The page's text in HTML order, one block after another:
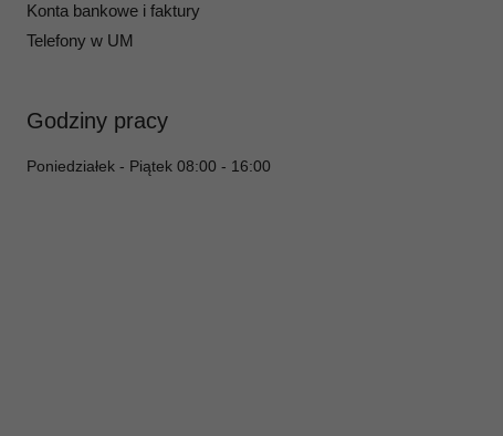
Konta bankowe i faktury
Telefony w UM
Godziny pracy
Poniedziałek - Piątek 08:00 - 16:00